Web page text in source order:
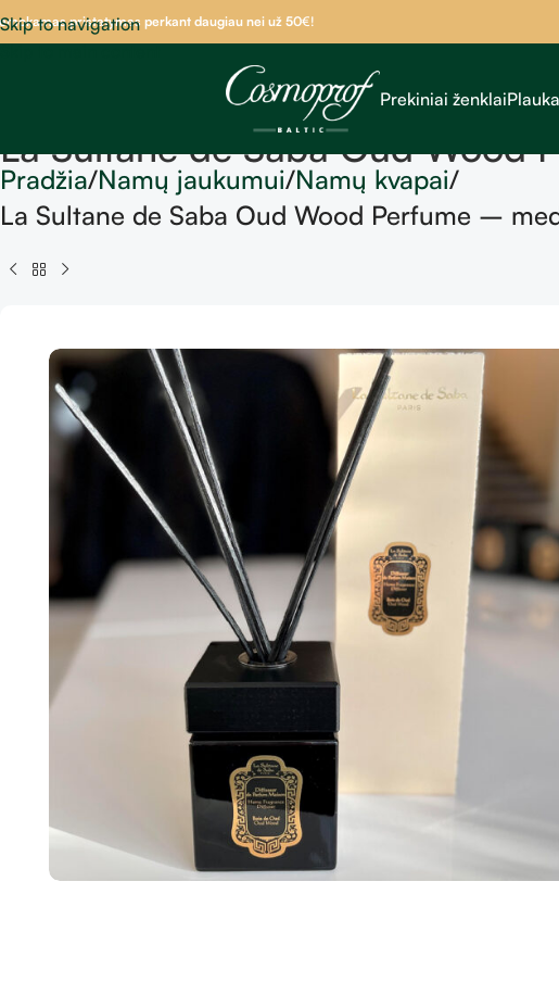
Skip to navigationpristatymas perkant daugiau nei už 50€!
Prekiniai ženklai
La Sultane de Saba Oud
Pradžia Namų jaukumui Namų kvapai
La Sultane de Saba Oud Wood Perfume –